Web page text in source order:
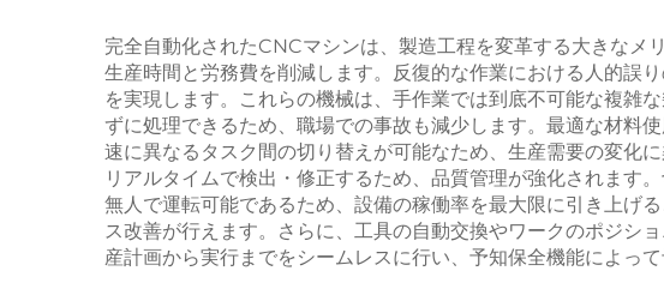
完全自動化されたCNCマシンは、製造工程を変革する大きなメ
生産時間と労務費を削減します。反復的な作業における人的誤
を実現します。これらの機械は、手作業では到底不可能な複雑
ずに処理できるため、職場での事故も減少します。最適な材料
速に異なるタスク間の切り替えが可能なため、生産需要の変化
リアルタイムで検出・修正するため、品質管理が強化されます
無人で運転可能であるため、設備の稼働率を最大限に引き上げ
ス改善が行えます。さらに、工具の自動交換やワークのポジシ
産計画から実行までをシームレスに行い、予知保全機能によっ